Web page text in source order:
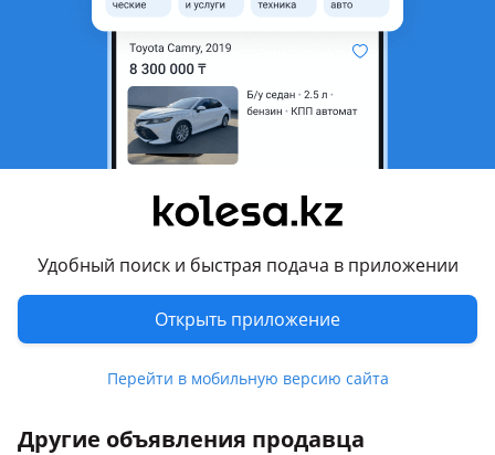
Удобный поиск и быстрая подача в приложении
Открыть приложение
Перейти в мобильную версию сайта
Подходит на авто
2000 - 2004 2 поколение рестайлинг (S16), 1997 - 2000 2
поколение (S16)
Качество пластика оригинал
По зазорам садится 100%
Так же много других кузавных запчастей на данное авто
Есть отправка по городу и регионам
Цена за одну из сторон
Другие объявления продавца